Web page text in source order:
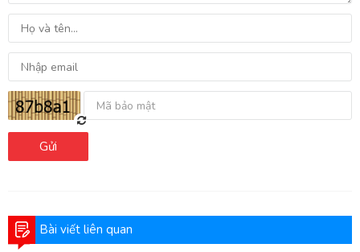
Gửi
Bài viết liên quan